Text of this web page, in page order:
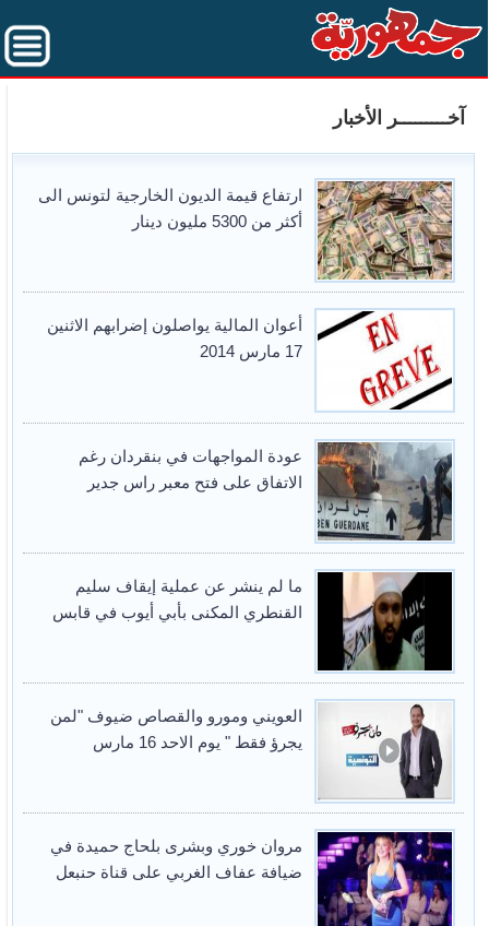
آخـــــــــر الأخبار
ارتفاع قيمة الديون الخارجية لتونس الى
أكثر من 5300 مليون دينار
أعوان المالية يواصلون إضرابهم الاثنين
17 مارس 2014
عودة المواجهات في بنقردان رغم
الاتفاق على فتح معبر راس جدير
ما لم ينشر عن عملية إيقاف سليم
القنطري المكنى بأبي أيوب في قابس
العويني ومورو والقصاص ضيوف "لمن
يجرؤ فقط " يوم الاحد 16 مارس
مروان خوري وبشرى بلحاج حميدة في
ضيافة عفاف الغربي على قناة حنبعل